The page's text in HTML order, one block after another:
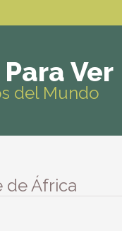
Ver
del Mundo
de África